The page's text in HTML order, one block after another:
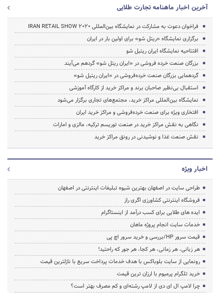
آخرین اخبار ماهنامه تجارت طلایی
فراخوان دعوت به مشارکت در نمایشگاه بین‌المللی IRAN RETAIL SHOW 2020
برگزاری نمایشگاه «ریتل شو» برای اولین بار در ایران
افتتاحیه نمایشگاه ایران ریتیل شو
بزرگان صنعت خرده فروشی در «ایران ریتل شو» گردهم می‌آیند
گردهمایی بزرگان صنعت خرده‌فروشی در «ایران ریتیل شو»
استقبال بی‌نظیر صاحبان برند و مراکز خرید از کارگاه آموزشی
نمایشگاه بین‌المللی مراکز خرید، مجتمع‌های تجاری برگزار می‌شود
افتخاری ویژه برای صنعت خرده‌فروشی و مراکز خرید ایران
نگاهی به نقش مراکز خرید در صنعت توریسم ترکیه، مالزی و امارات
نقش صنعت غذا و نوشیدنی در رونق مراکز خرید
اخبار ویژه
طراحی سایت در اصفهان بهترین شیوه تبلیغات اینترنتی در اصفهان
فروشگاه اینترنتی کشاورزی اگری راز
ایده های طلایی برای کسب درآمد از اینستاگرام
خدمات سایت انجام پروژه ماهان
قیمت سرور HP/بررسی و خرید سرور اچ پی
هر زبانی، هر زمانی، هر کجا، هر جور که راحتید!
رونمایی از سایت بلوباکس با هدف خدمات پرداخت سریع با نازلترین قیمت
خرید تلگرام پرمیوم با ارزان ترین قیمت
چرا لامپ ال ای دی از لامپ رشته‌ای و کم مصرف بهتر است؟